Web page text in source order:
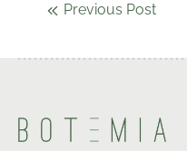
Previous Post